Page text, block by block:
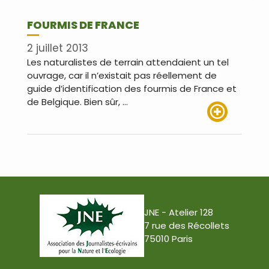
FOURMIS DE FRANCE
2 juillet 2013
Les naturalistes de terrain attendaient un tel
ouvrage, car il n’existait pas réellement de
guide d’identification des fourmis de France et
de Belgique. Bien sûr, …
JNE - Atelier 128
7 rue des Récollets
75010 Paris